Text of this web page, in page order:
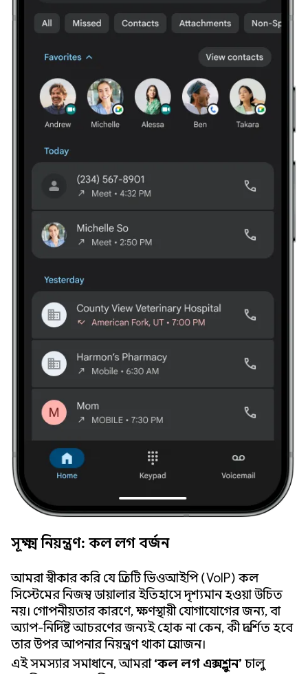
সূক্ষ্ম নিয়ন্ত্রণ: কল লগ বর্জন
আমরা স্বীকার করি যে প্রতিটি ভিওআইপি (VoIP) কল
সিস্টেমের নিজস্ব ডায়ালার ইতিহাসে দৃশ্যমান হওয়া উচিত
নয়। গোপনীয়তার কারণে, ক্ষণস্থায়ী যোগাযোগের জন্য, বা
অ্যাপ-নির্দিষ্ট আচরণের জন্যই হোক না কেন, কী প্রদর্শিত হবে
তার উপর আপনার নিয়ন্ত্রণ থাকা প্রয়োজন।
এই সমস্যার সমাধানে, আমরা‘কল লগ এক্সক্লুশন’ চালু